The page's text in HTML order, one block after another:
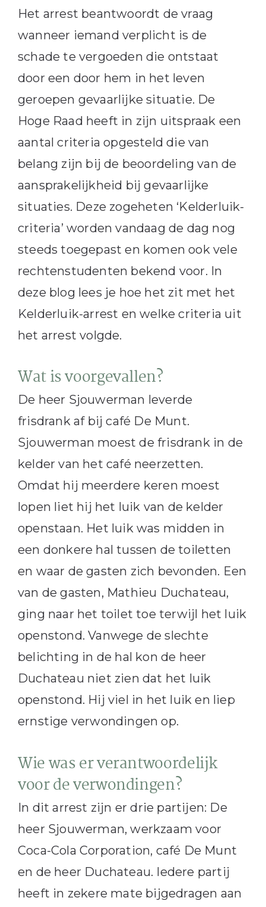
Het arrest beantwoordt de vraag
wanneer iemand verplicht is de
schade te vergoeden die ontstaat
door een door hem in het leven
geroepen gevaarlijke situatie. De
Hoge Raad heeft in zijn uitspraak een
aantal criteria opgesteld die van
belang zijn bij de beoordeling van de
aansprakelijkheid bij gevaarlijke
situaties. Deze zogeheten ‘Kelderluik-
criteria’ worden vandaag de dag nog
steeds toegepast en komen ook vele
rechtenstudenten bekend voor. In
deze blog lees je hoe het zit met het
Kelderluik-arrest en welke criteria uit
het arrest volgde.
Wat is voorgevallen?
De heer Sjouwerman leverde
frisdrank af bij café De Munt.
Sjouwerman moest de frisdrank in de
kelder van het café neerzetten.
Omdat hij meerdere keren moest
lopen liet hij het luik van de kelder
openstaan. Het luik was midden in
een donkere hal tussen de toiletten
en waar de gasten zich bevonden. Een
van de gasten, Mathieu Duchateau,
ging naar het toilet toe terwijl het luik
openstond. Vanwege de slechte
belichting in de hal kon de heer
Duchateau niet zien dat het luik
openstond. Hij viel in het luik en liep
ernstige verwondingen op.
Wie was er verantwoordelijk
voor de verwondingen?
In dit arrest zijn er drie partijen: De
heer Sjouwerman, werkzaam voor
Coca-Cola Corporation, café De Munt
en de heer Duchateau. Iedere partij
heeft in zekere mate bijgedragen aan